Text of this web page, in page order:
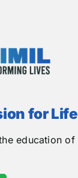
for
education of